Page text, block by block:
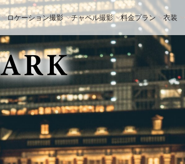
ロケーション撮影 チャペル撮影 料金プラン 衣装